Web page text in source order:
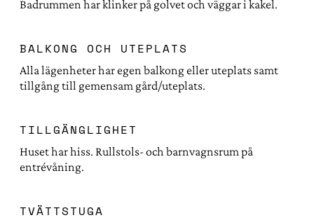
Badrummen har klinker på golvet och väggar i kakel.
BALKONG OCH UTEPLATS
Alla lägenheter har egen balkong eller uteplats samt
tillgång till gemensam gård/uteplats.
TILLGÄNGLIGHET
Huset har hiss. Rullstols- och barnvagnsrum på
entrévåning.
TVÄTTSTUGA